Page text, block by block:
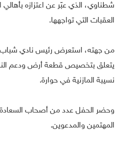
شطناوي، الذي عبّر عن اعتزازه
العقبات التي تواجهها.
من جهته، استعرض رئيس نادي شباب
يتعلق بتخصيص قطعة أرض ودعم
نسيبة المازنية في حوارة.
وحضر الحفل عدد من أصحاب السعادة
المهتمين والمدعوين.